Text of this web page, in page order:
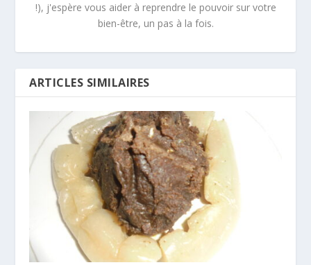
!), j'espère vous aider à reprendre le pouvoir sur votre
bien-être, un pas à la fois.
ARTICLES SIMILAIRES